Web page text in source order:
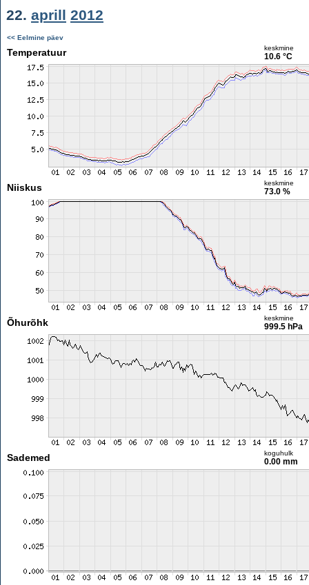
22. aprill 2012
<< Eelmine päev
Temperatuur keskmine
10.6 °C
Niiskus keskmine
73.0 %
Õhurõhk keskmine
999.5 hPa
Sademed koguhulk
0.00 mm